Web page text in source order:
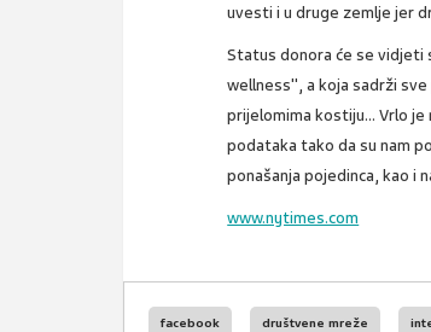
uvesti i u druge zemlje jer
Status donora će se vidjeti
wellness", a koja sadrži
prijelomima kostiju... Vrlo
podataka tako da su nam
ponašanja pojedinca, kao i
www.nytimes.com
facebook društvene mreže